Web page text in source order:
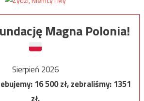
Magna Polonia!
Sierpień 2026
16 500zł, zebraliśmy:1351